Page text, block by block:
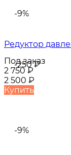
-9%
-250₽
Редуктор
Под заказ
2 750 ₽
2 500 ₽
Купить
-9%